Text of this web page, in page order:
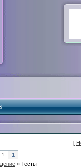
[
1
1
» Тесты